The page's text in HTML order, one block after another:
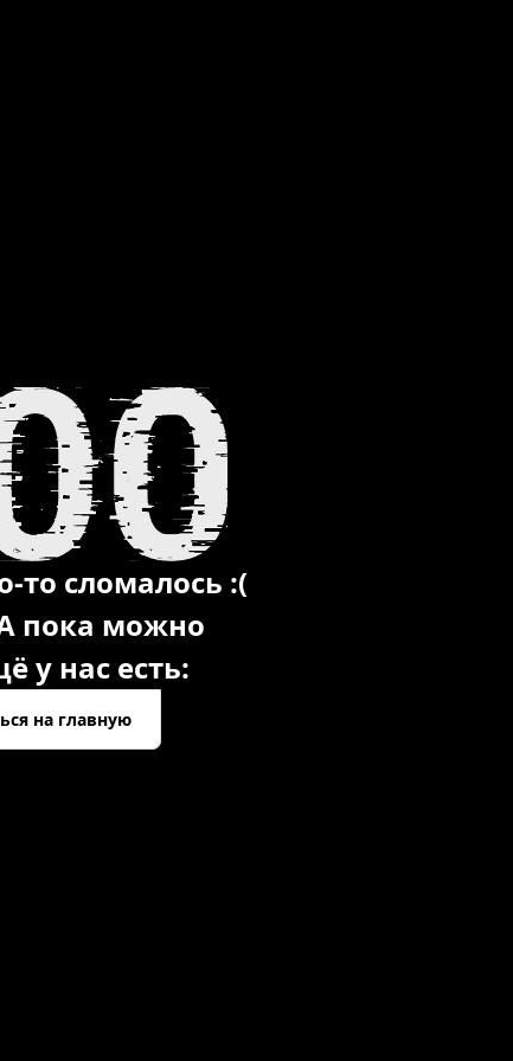
то сломалось :(
пока можно
у нас есть:
на главную